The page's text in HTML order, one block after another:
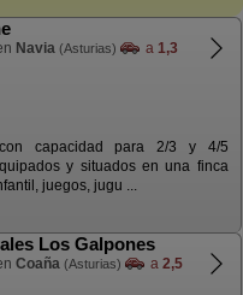
Navia (Asturias) a 1,3
con capacidad para 2/3 y 4/5
y situados en una finca
juegos, jugu ...
Los Galpones
Coaña (Asturias) a 2,5